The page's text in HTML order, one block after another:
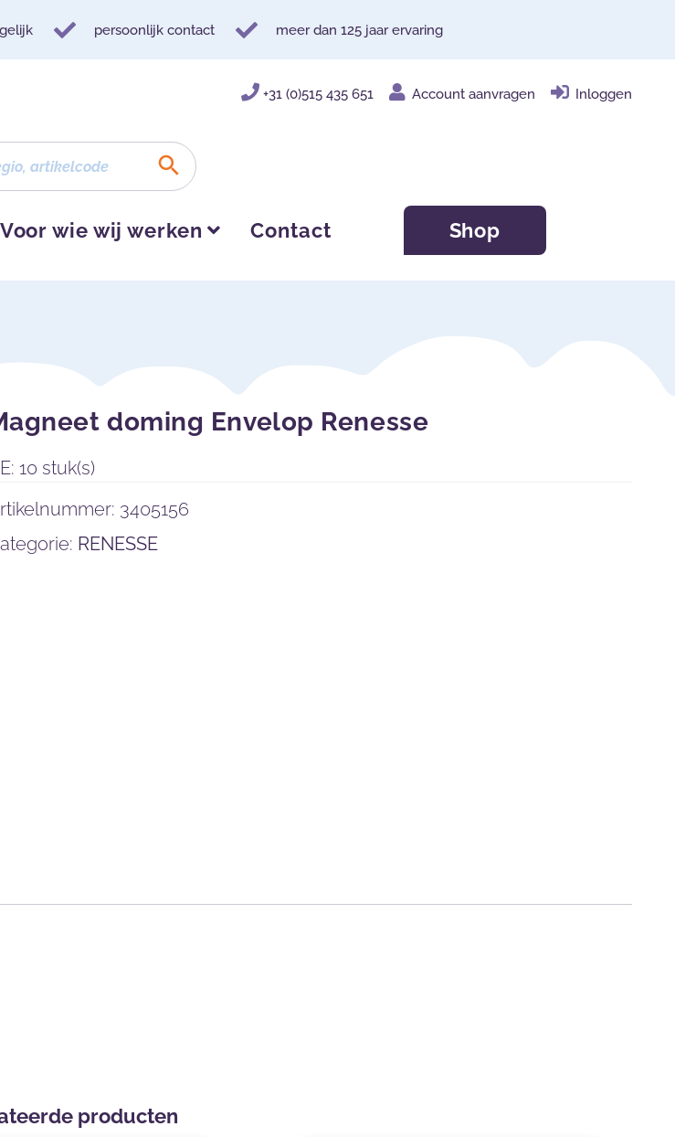
persoonlijk contact meer dan 125 jaar ervaring
+31 (0)515 435 651 Account aanvragen Inloggen
Voor wie wij werken Contact Shop
doming Envelop Renesse
10 stuk(s)
3405156
RENESSE
producten